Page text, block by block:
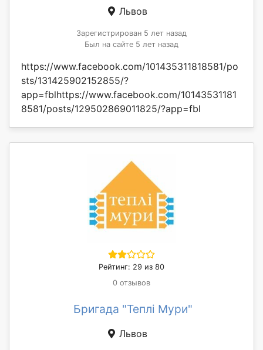
Львов
Зарегистрирован 5 лет назад
Был на сайте 5 лет назад
https://www.facebook.com/101435311818581/po
sts/131425902152855/?
app=fblhttps://www.facebook.com/10143531181
8581/posts/129502869011825/?app=fbl
Рейтинг: 29 из 80
0 отзывов
Бригада "Теплі Мури"
Львов